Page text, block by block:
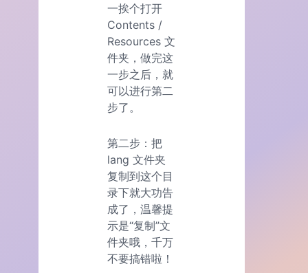
一挨个打开
Contents /
Resources 文
件夹，做完这
一步之后，就
可以进行第二
步了。
第二步：把
lang 文件夹
复制到这个目
录下就大功告
成了，温馨提
示是“复制”文
件夹哦，千万
不要搞错啦！